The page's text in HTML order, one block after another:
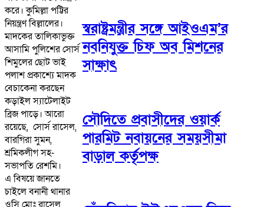
করে। কুমিল্লা পট্টির
নিয়ন্ত্রণ বিল্লালের।
মাদকের তালিকাভুক্ত
আসামি পুলিশের সোর্স
শিমুলের ছোট ভাই
পলাশ প্রকাশ্যে মাদক
বেচাকেনা করছেন
কড়াইল স্যাটেলাইট
ব্রিজ পাড়ে। আরো
রয়েছে, সোর্স রাসেল,
বারগিরা সুমন,
শ্রমিকলীগ সহ-
সভাপতি রেশমি।
এ বিষয়ে জানতে
চাইলে বনানী থানার
স্বরাষ্ট্রমন্ত্রীর সঙ্গে আইওএম’র
নবনিযুক্ত চিফ অব মিশনের
সাক্ষাৎ
সৌদিতে প্রবাসীদের ওয়ার্ক
পারমিট নবায়নের সময়সীমা
বাড়াল কর্তৃপক্ষ